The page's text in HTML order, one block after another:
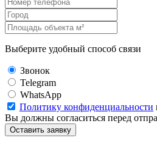
Выберите удобный способ связи
Звонок
Telegram
WhatsApp
Политику конфиденциальности
Вы должны согласиться перед
Оставить заявку